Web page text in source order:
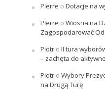
Pierre o Dotacje na
Pierre o Wiosna na
Zagospodarować
Piotro II tura
– zachęta do
Piotro Wybory
na Drugą Turę